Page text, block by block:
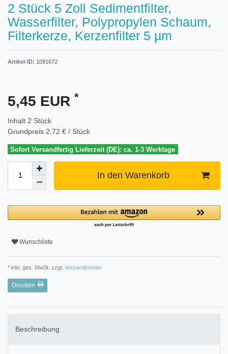
2 Stück 5 Zoll Sedimentfilter,
Wasserfilter, Polypropylen Schaum,
Filterkerze, Kerzenfilter 5 µm
Artikel-ID: 1091672
5,45 EUR *
Inhalt 2 Stück
Grundpreis 2,72 € / Stück
Sofort Versandfertig Lieferzeit (DE): ca. 1-3 Werktage
In den Warenkorb
Wunschliste
* inkl. ges. MwSt. zzgl. Versandkosten
Drucken
Beschreibung